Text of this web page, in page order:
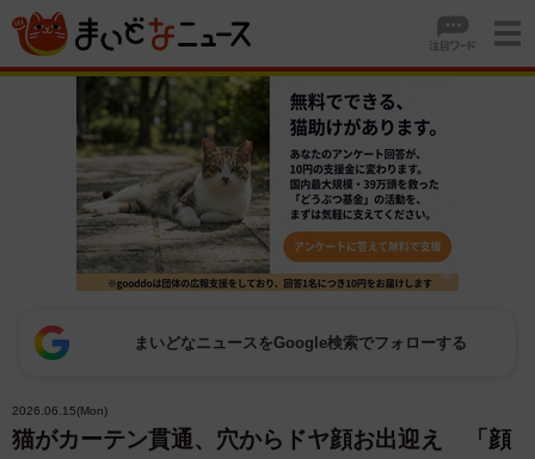
まいどなニュースをGoogle検索でフォローする
2026.06.15(Mon)
猫がカーテン貫通、穴からドヤ顔お出迎え 「顔